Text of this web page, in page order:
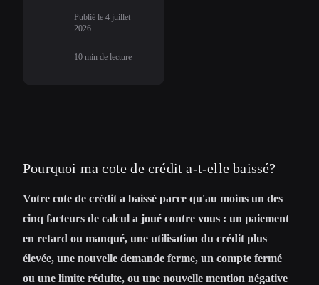
Publié le 4 juillet
2026
10 min de lecture
Pourquoi ma cote de crédit a-t-elle baissé?
Votre cote de crédit a baissé parce qu'au moins un des
cinq facteurs de calcul a joué contre vous : un paiement
en retard ou manqué, une utilisation du crédit plus
élevée, une nouvelle demande ferme, un compte fermé
ou une limite réduite, ou une nouvelle mention négative